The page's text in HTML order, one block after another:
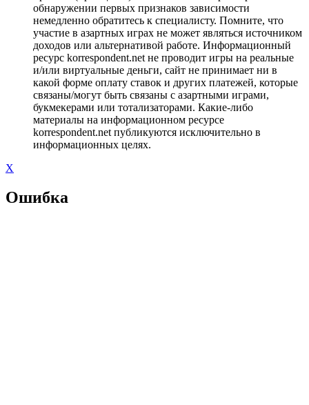
обнаружении первых признаков зависимости
немедленно обратитесь к специалисту. Помните, что
участие в азартных играх не может являться источником
доходов или альтернативой работе. Информационный
ресурс korrespondent.net не проводит игры на реальные
и/или виртуальные деньги, сайт не принимает ни в
какой форме оплату ставок и других платежей, которые
связаны/могут быть связаны с азартными играми,
букмекерами или тотализаторами. Какие-либо
материалы на информационном ресурсе
korrespondent.net публикуются исключительно в
информационных целях.
X
Ошибка